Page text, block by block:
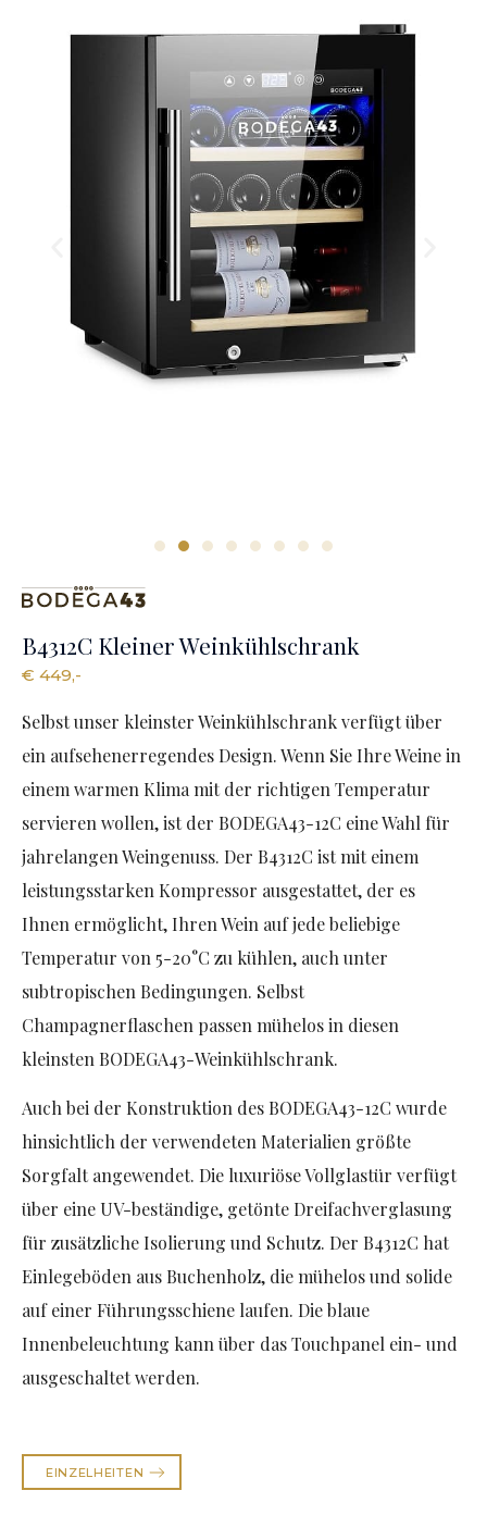
B4312C Kleiner Weinkühlschrank
€ 449,-
Selbst unser kleinster Weinkühlschrank verfügt über
ein aufsehenerregendes Design. Wenn Sie Ihre Weine in
einem warmen Klima mit der richtigen Temperatur
servieren wollen, ist der BODEGA43-12C eine Wahl für
jahrelangen Weingenuss. Der B4312C ist mit einem
leistungsstarken Kompressor ausgestattet, der es
Ihnen ermöglicht, Ihren Wein auf jede beliebige
Temperatur von 5-20°C zu kühlen, auch unter
subtropischen Bedingungen. Selbst
Champagnerflaschen passen mühelos in diesen
kleinsten BODEGA43-Weinkühlschrank.
Auch bei der Konstruktion des BODEGA43-12C wurde
hinsichtlich der verwendeten Materialien größte
Sorgfalt angewendet. Die luxuriöse Vollglastür verfügt
über eine UV-beständige, getönte Dreifachverglasung
für zusätzliche Isolierung und Schutz. Der B4312C hat
Einlegeböden aus Buchenholz, die mühelos und solide
auf einer Führungsschiene laufen. Die blaue
Innenbeleuchtung kann über das Touchpanel ein- und
ausgeschaltet werden.
EINZELHEITEN